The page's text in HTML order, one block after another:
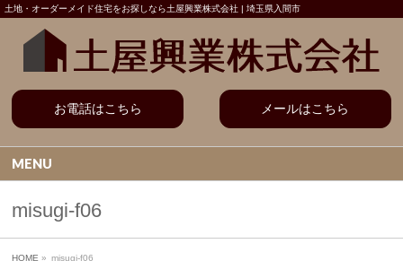
土地・オーダーメイド住宅をお探しなら土屋興業株式会社 | 埼玉県入間市
お電話はこちら メールはこちら
MENU
misugi-f06
HOME » misugi-f06